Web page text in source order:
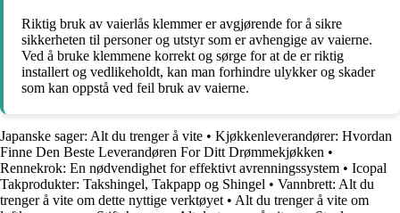
Riktig bruk av vaierlås klemmer er avgjørende for å sikre
sikkerheten til personer og utstyr som er avhengige av vaierne.
Ved å bruke klemmene korrekt og sørge for at de er riktig
installert og vedlikeholdt, kan man forhindre ulykker og skader
som kan oppstå ved feil bruk av vaierne.
Japanske sager: Alt du trenger å vite • Kjøkkenleverandører: Hvordan
Finne Den Beste Leverandøren For Ditt Drømmekjøkken •
Rennekrok: En nødvendighet for effektivt avrenningssystem • Icopal
Takprodukter: Takshingel, Takpapp og Shingel • Vannbrett: Alt du
trenger å vite om dette nyttige verktøyet • Alt du trenger å vite om